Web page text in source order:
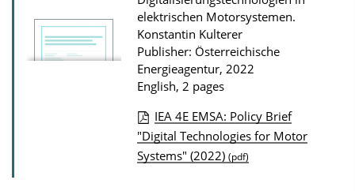
elektrischen Motorsystemen.
Konstantin Kulterer
Publisher: Österreichische
Energieagentur, 2022
English, 2 pages
P
u
IEA 4E EMSA: Policy Brief
"Digital Technologies for Motor
Systems" (2022) (pdf)